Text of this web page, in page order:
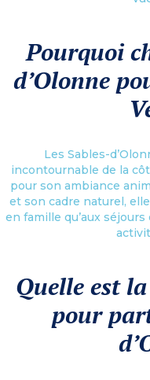
Pourquoi
d’Olonne
Les Sables-
incontournable de la
pour son ambiance
et son cadre naturel,
en famille qu’aux
Quelle est
pour